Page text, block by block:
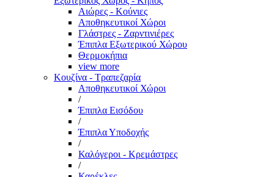
Αιώρες - Κούνιες
Αποθηκευτικοί Χώροι
Γλάστρες - Ζαρντινιέρες
Έπιπλα Εξωτερικού Χώρου
Θερμοκήπια
view more
Κουζίνα - Τραπεζαρία
Αποθηκευτικοί Χώροι
/
Έπιπλα Εισόδου
/
Έπιπλα Υποδοχής
/
Καλόγεροι - Κρεμάστρες
/